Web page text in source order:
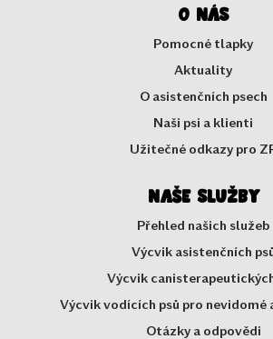
O nás
Pomocné tlapky
Aktuality
O asistenčních psech
Naši psi a klienti
Užitečné odkazy pro
Naše služby
Přehled našich služeb
Výcvik asistenčních
Výcvik
Výcvik vodících psů pro nevidomé
Otázky a odpovědi